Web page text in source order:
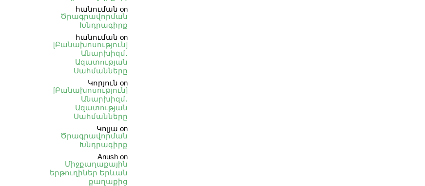
հանուման on
Ծրագրավորման
Խնդրագիրք
հանուման on
[Բանախոսություն]
Անարխիզմ․
Ազատության
Սահմանները
Կորյուն on
[Բանախոսություն]
Անարխիզմ․
Ազատության
Սահմանները
Կոլյա on
Ծրագրավորման
Խնդրագիրք
Anush on
Միջքաղաքային
երթուղիներ Երևան
քաղաքից